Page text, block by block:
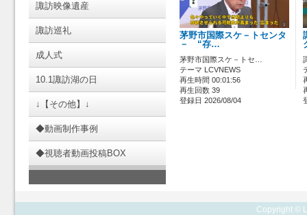
諏訪映像遺産
諏訪巡礼
成人式
10.1諏訪湖の日
↓【その他】↓
◆動画制作事例
◆視聴者動画投稿BOX
茅野市国際スケ－トセンタ
－ “存…
茅野市国際スケ－トセ…
テーマ LCVNEWS
再生時間 00:01:56
再生回数 39
登録日 2026/08/04
Copyright ©